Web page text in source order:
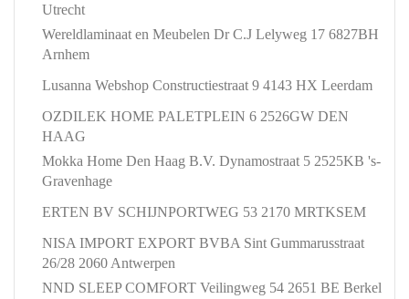
Utrecht
Wereldlaminaat en Meubelen Dr C.J Lelyweg 17 6827BH
Arnhem
Lusanna Webshop Constructiestraat 9 4143 HX Leerdam
OZDILEK HOME PALETPLEIN 6 2526GW DEN
HAAG
Mokka Home Den Haag B.V. Dynamostraat 5 2525KB 's-
Gravenhage
ERTEN BV SCHIJNPORTWEG 53 2170 MRTKSEM
NISA IMPORT EXPORT BVBA Sint Gummarusstraat
26/28 2060 Antwerpen
NND SLEEP COMFORT Veilingweg 54 2651 BE Berkel